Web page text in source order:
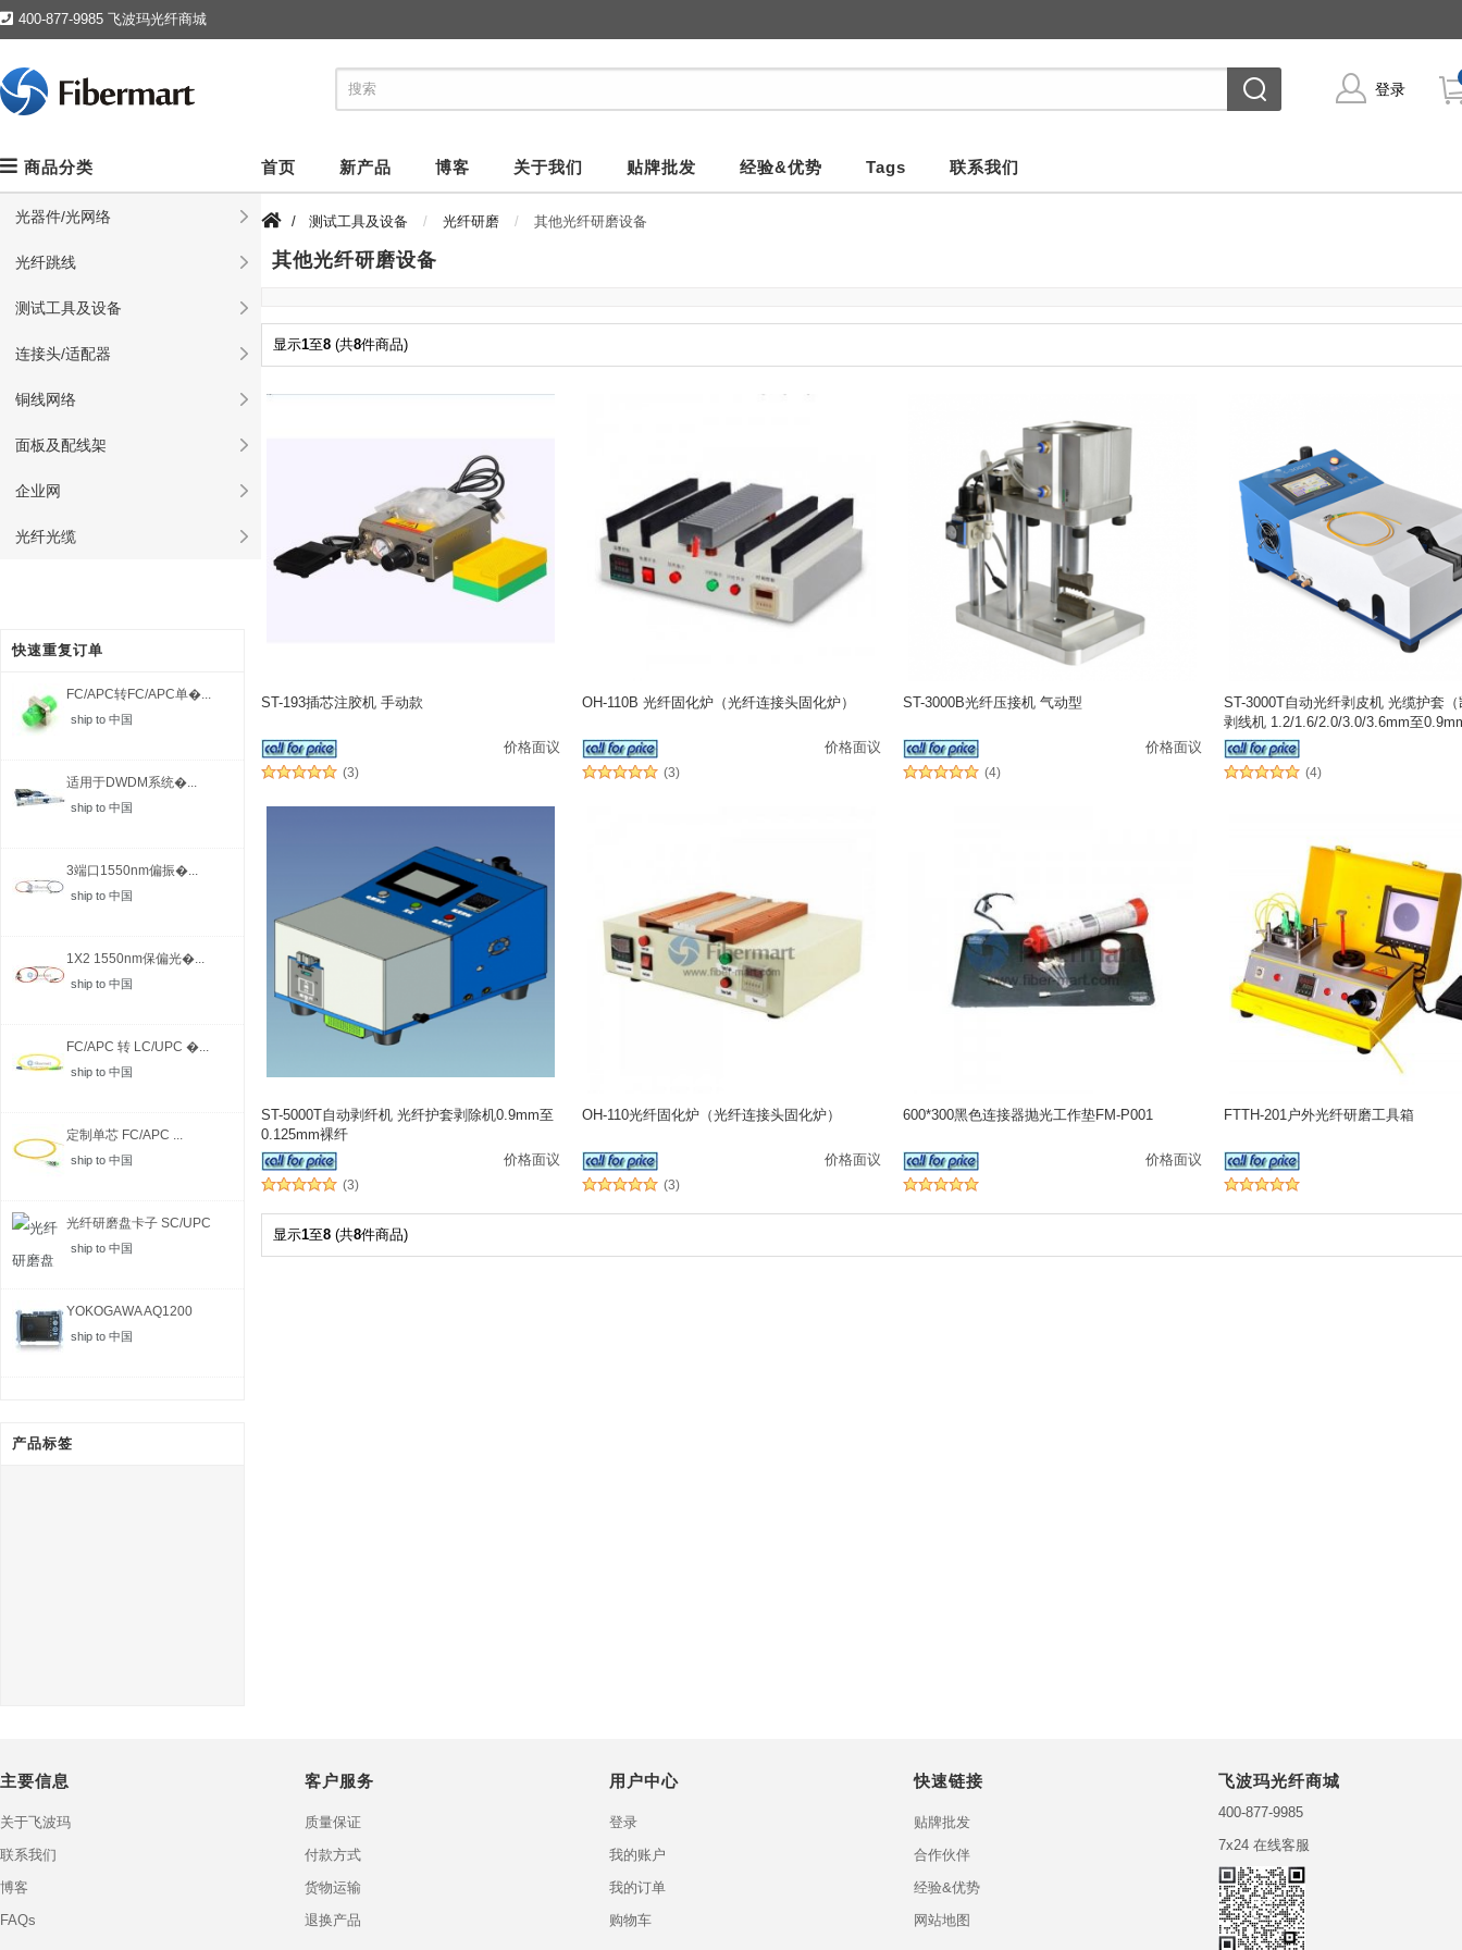
400-877-9985 飞波玛光纤商城
登录
商品分类
光器件/光网络
光纤跳线
测试工具及设备
连接头/适配器
铜线网络
面板及配线架
企业网
光纤光缆
首页 新产品 博客 关于我们 贴牌批发 经验&优势 Tags 联系我们
快速重复订单
FC/APC转FC/APC单�...
ship to 中国
适用于DWDM系统�...
ship to 中国
3端口1550nm偏振�...
ship to 中国
1X2 1550nm保偏光�...
ship to 中国
FC/APC 转 LC/UPC �...
ship to 中国
定制单芯 FC/APC ...
ship to 中国
光纤研磨盘卡子 SC/UPC
ship to 中国
YOKOGAWA AQ1200
MFT-...
ship to 中国
产品标签
/ 测试工具及设备 光纤研磨 其他光纤研磨设备
其他光纤研磨设备
显示1至8 (共8件商品)
ST-193插芯注胶机 手动款
价格面议
(3)
OH-110B 光纤固化炉（光纤连接头固化炉）
价格面议
(3)
ST-3000B光纤压接机 气动型
价格面议
(4)
ST-3000T自动光纤剥皮机 光缆护套
剥线机 1.2/1.6/2.0/3.0/3.6mm至
(4)
ST-5000T自动剥纤机 光纤护套剥除机0.9mm至
0.125mm裸纤
价格面议
(3)
OH-110光纤固化炉（光纤连接头固化炉）
价格面议
(3)
600*300黑色连接器抛光工作垫FM-P001
价格面议
FTTH-201户外光纤研磨工具箱
显示1至8 (共8件商品)
主要信息
关于飞波玛
联系我们
博客
FAQs
客户服务
质量保证
付款方式
货物运输
退换产品
用户中心
登录
我的账户
我的订单
购物车
快速链接
贴牌批发
合作伙伴
经验&优势
网站地图
飞波玛光纤商城
400-877-9985
7x24 在线客服